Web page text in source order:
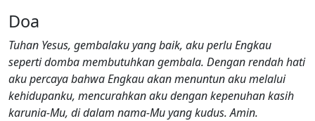
Doa
Tuhan Yesus, gembalaku yang baik, aku perlu Engkau
seperti domba membutuhkan gembala. Dengan rendah hati
aku percaya bahwa Engkau akan menuntun aku melalui
kehidupanku, mencurahkan aku dengan kepenuhan kasih
karunia-Mu, di dalam nama-Mu yang kudus. Amin.